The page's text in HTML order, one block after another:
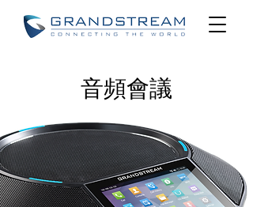
音頻會議